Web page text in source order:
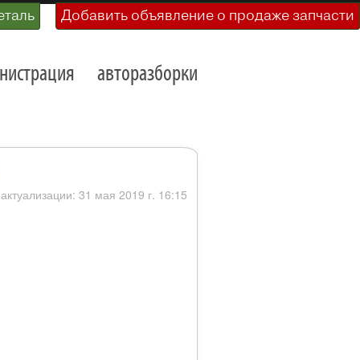
Добавить объявление о продаже запчасти
авторазборки
31 мая 2019 г. 16:15